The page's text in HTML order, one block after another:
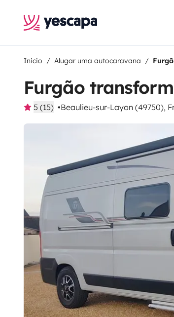
Inicio Alugar uma autocaravana
Furgão
5 (15) Beaulieu-sur-Layon (49750),